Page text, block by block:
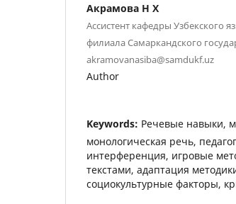
Акрамова Н Х
Ассистент кафедры Узбекского
филиала Самаркандского
akramovanasiba@samdukf.uz
Author
Keywords: Речевые навыки,
монологическая речь,
интерференция, игровые
текстами, адаптация
социокультурные факторы,